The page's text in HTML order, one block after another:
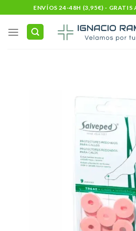
to
content
ENVÍOS 24-48H (3,95€) - GRATIS